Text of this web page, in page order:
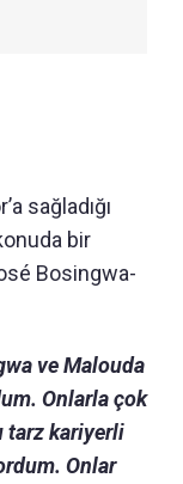
sağladığı
bir
Bosingwa-
ve Malouda
Onlarla çok
tarz kariyerli
Onlar